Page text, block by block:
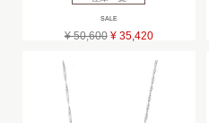
SALE
¥ 50,600 ¥ 35,420